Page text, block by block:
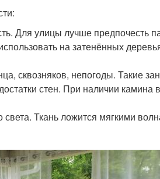
Для улицы лучше предпочесть
на затенённых
сквозняков, непогоды. Такие
стен. При наличии камина
Ткань ложится мягкими